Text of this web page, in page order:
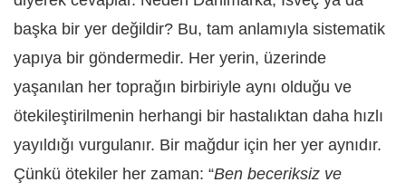
başka bir yer değildir? Bu, tam anlamıyla sistematik
yapıya bir göndermedir. Her yerin, üzerinde
yaşanılan her toprağın birbiriyle aynı olduğu ve
ötekileştirilmenin herhangi bir hastalıktan daha hızlı
yayıldığı vurgulanır. Bir mağdur için her yer aynıdır.
Çünkü ötekiler her zaman: “Ben beceriksiz ve